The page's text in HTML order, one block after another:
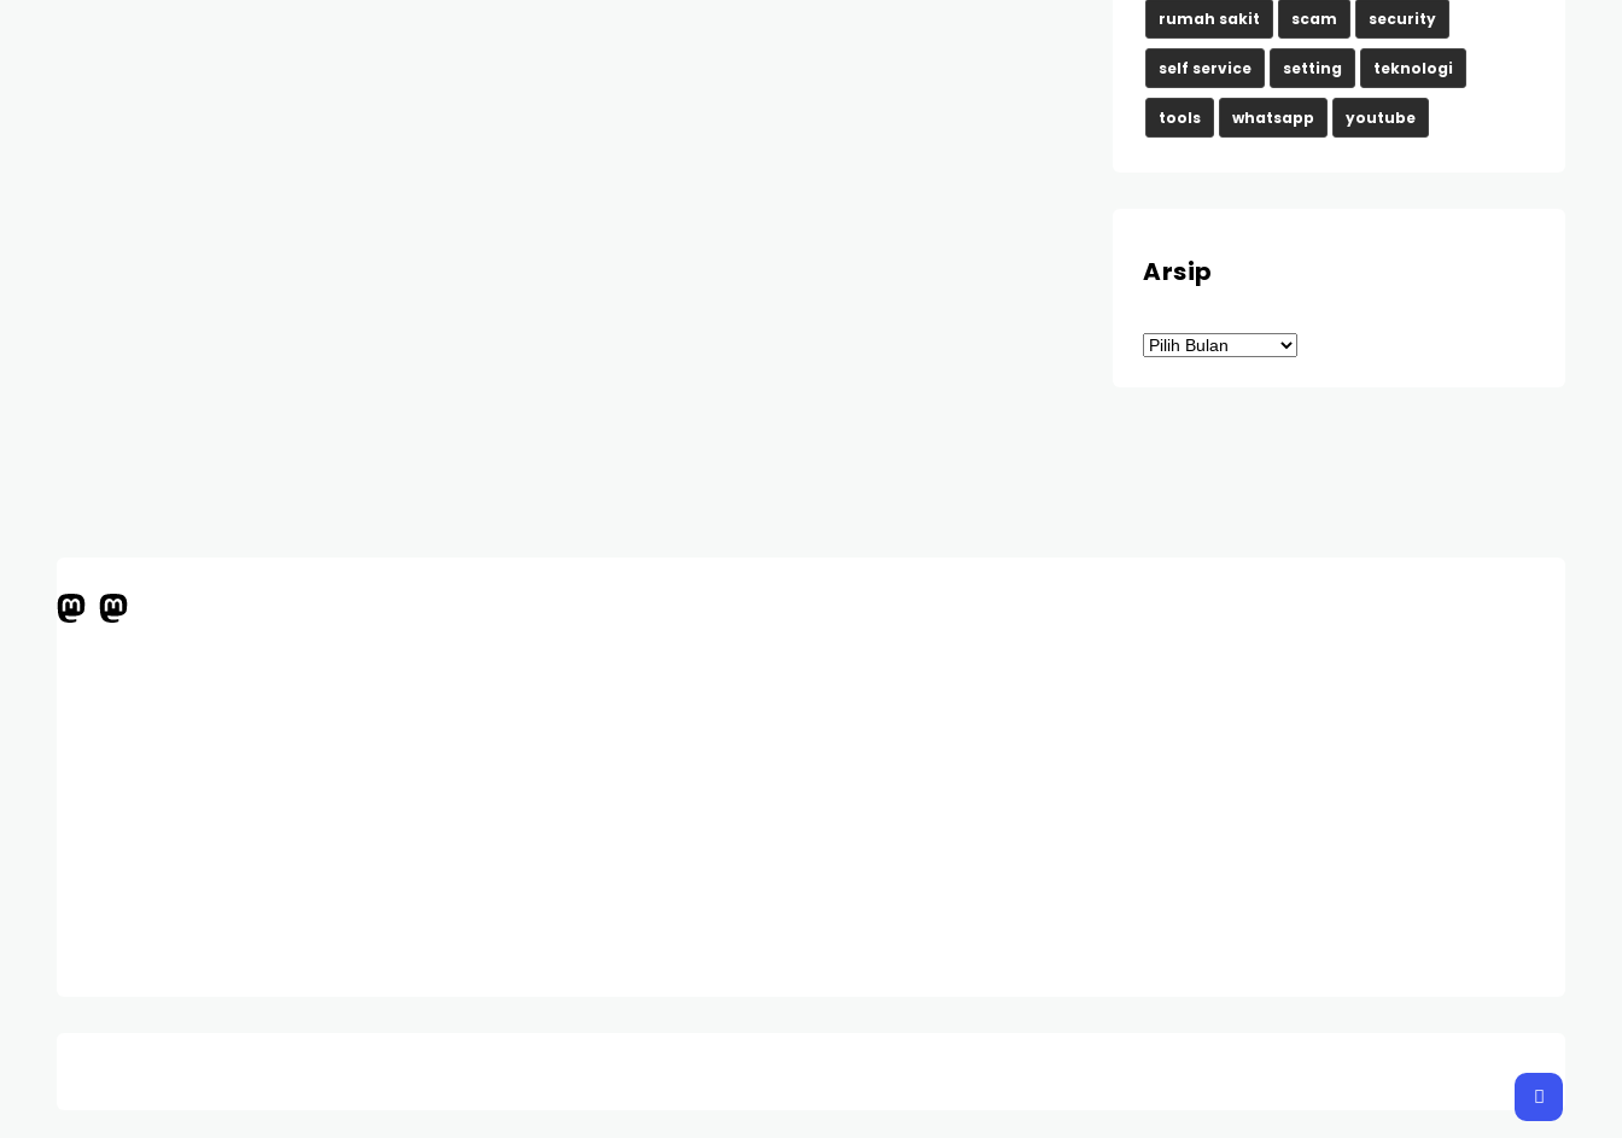
rumah sakit scam security
self service setting teknologi
tools whatsapp youtube
Arsip
Arsip